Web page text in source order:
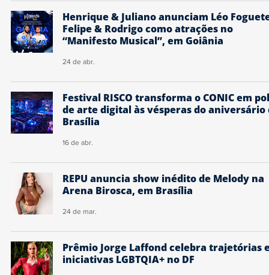
Henrique & Juliano anunciam Léo
Felipe & Rodrigo como atrações no
“Manifesto Musical”, em Goiânia
24 de abr.
Festival RISCO transforma o CONIC em
de arte digital às vésperas do aniversário
Brasília
16 de abr.
REPU anuncia show inédito de Melody na
Arena Birosca, em Brasília
24 de mar.
Prêmio Jorge Laffond celebra trajetórias
iniciativas LGBTQIA+ no DF